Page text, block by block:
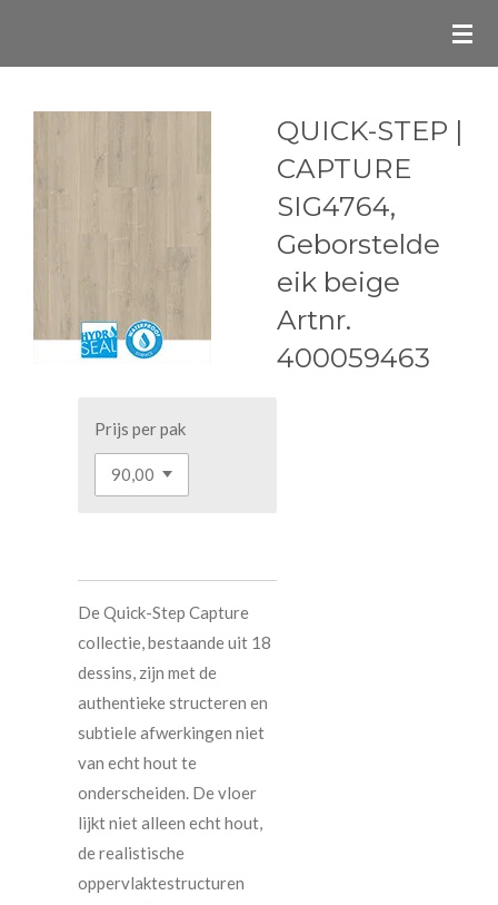
QUICK-STEP |
CAPTURE
SIG4764,
Geborstelde
eik beige
Artnr.
400059463
Prijs per pak
De Quick-Step Capture
collectie, bestaande uit 18
dessins, zijn met de
authentieke structeren en
subtiele afwerkingen niet
van echt hout te
onderscheiden. De vloer
lijkt niet alleen echt hout,
de realistische
oppervlaktestructuren